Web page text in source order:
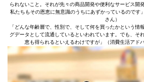
られないこと。それが先々の商品開発や便利なサービス開
私たちもその恩恵に無意識のうちにあずかっているのです
さん）
「どんな年齢層で、性別で、そして何を買ったかという情
グデータとして流通しているといわれています。でも、そ
恵も得られるといえるわけですが」（消費生活アド